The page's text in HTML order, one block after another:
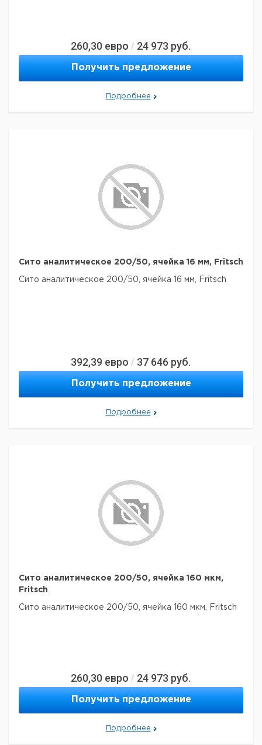
260,30 евро / 24 973 руб.
Получить предложение
Подробнее
Сито аналитическое 200/50, ячейка 16 мм, Fritsch
Сито аналитическое 200/50, ячейка 16 мм, Fritsch
392,39 евро / 37 646 руб.
Получить предложение
Подробнее
Сито аналитическое 200/50, ячейка 160 мкм,
Fritsch
Сито аналитическое 200/50, ячейка 160 мкм, Fritsch
260,30 евро / 24 973 руб.
Получить предложение
Подробнее